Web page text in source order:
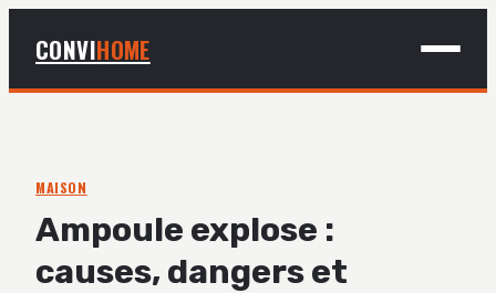
CONVIHOME
BRICOLAGE
DÉCO
JARDINAGE
MAISON
Ampoule explose :
causes, dangers et